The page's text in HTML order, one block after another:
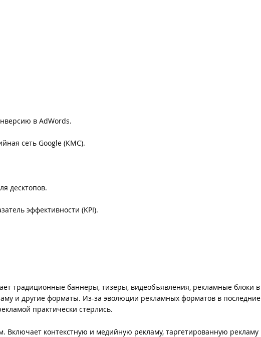
в AdWords.
сеть Google (КМС).
десктопов.
эффективности (KPI).
традиционные баннеры, тизеры, видеобъявления, рекламные блоки в
и другие форматы. Из-за эволюции рекламных форматов в последние
практически стерлись.
Включает контекстную и медийную рекламу, таргетированную рекламу